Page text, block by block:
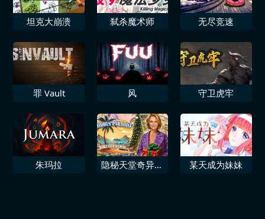
坦克大崩溃 弑杀魔术师 无尽竞速
罪 Vault 风 守卫虎牢
朱玛拉
隐秘天堂奇异果
某天成为妹妹